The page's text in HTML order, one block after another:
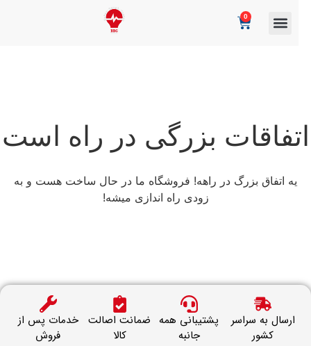
بزرگی در راه است
یه اتفاق بزرگ در راهه! فروشگاه ما در حال ساخت هست و به
زودی راه اندازی میشه!
ارسال به سراسر
کشور
پشتیبانی همه
جانبه
ضمانت اصالت
کالا
خدمات پس از
فروش